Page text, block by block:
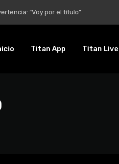
“Voy por el título”
Titan App Titan Live